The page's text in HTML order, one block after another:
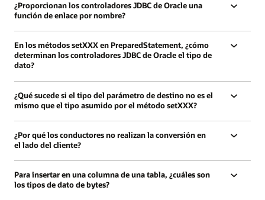
¿Proporcionan los controladores JDBC de Oracle una
función de enlace por nombre?
En los métodos setXXX en PreparedStatement, ¿cómo
determinan los controladores JDBC de Oracle el tipo de
dato?
¿Qué sucede si el tipo del parámetro de destino no es el
mismo que el tipo asumido por el método setXXX?
¿Por qué los conductores no realizan la conversión en
el lado del cliente?
Para insertar en una columna de una tabla, ¿cuáles son
los tipos de dato de bytes?